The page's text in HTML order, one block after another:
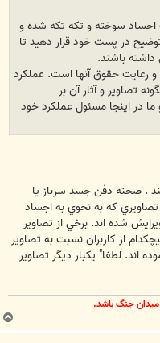
اجساد سوخته و تکه تکه شده و
در پست خود قرار دهید تا
باشند.
رعایت حقوق آنها است. عملکرد
تصاویر و آثار آن بر
در اینجا مسئول عملکرد خود
. صحنه دفن جسد سرباز يا
كه به نحوي به اجساد
شده اند. برخي از تصاوير
از كاربران نسبت به تصاوير
اند. لطفا" يكبار ديگر تصاوير
جنگ باشد.
ب
ا